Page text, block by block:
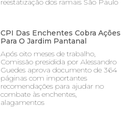
reestatização dos ramais São Paulo
CPI Das Enchentes Cobra Ações
Para O Jardim Pantanal
Após oito meses de trabalho,
Comissão presidida por Alessandro
Guedes aprova documento de 364
páginas com importantes
recomendações para ajudar no
combate às enchentes,
alagamentos